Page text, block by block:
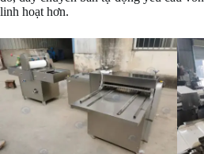
linh hoạt hơn.